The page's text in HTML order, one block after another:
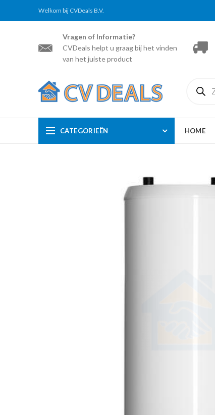
Welkom bij CVDeals B.V.
Vragen of Informatie?
CVDeals helpt u graag bij het vinden
van het juiste product
zoeken
CATEGORIEËN HOME